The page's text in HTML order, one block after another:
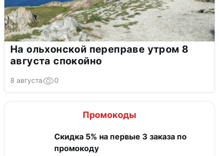
На ольхонской переправе утром 8
августа спокойно
8 августа 0
Промокоды
Скидка 5% на первые 3 заказа по
промокоду